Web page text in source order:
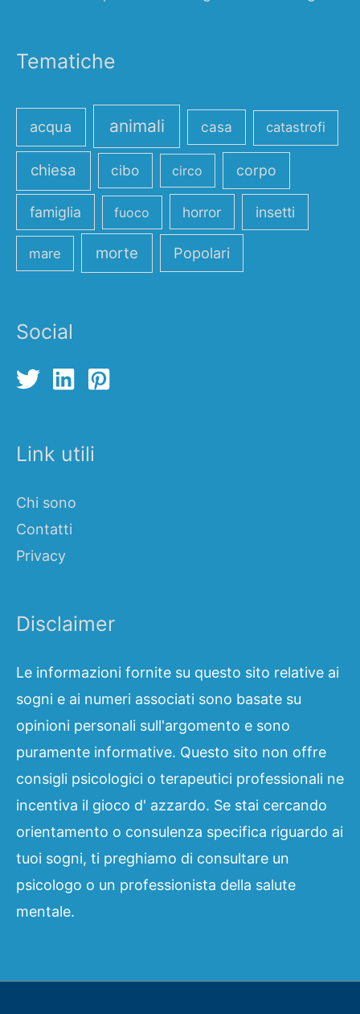
Tematiche
acqua animali casa catastrofi
chiesa cibo circo corpo
famiglia fuoco horror insetti
mare morte Popolari
Social
Link utili
Chi sono
Contatti
Privacy
Disclaimer
Le informazioni fornite su questo sito relative ai
sogni e ai numeri associati sono basate su
opinioni personali sull'argomento e sono
puramente informative. Questo sito non offre
consigli psicologici o terapeutici professionali ne
incentiva il gioco d' azzardo. Se stai cercando
orientamento o consulenza specifica riguardo ai
tuoi sogni, ti preghiamo di consultare un
psicologo o un professionista della salute
mentale.